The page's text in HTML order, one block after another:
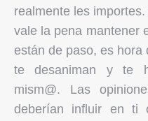
realmente les
vale la pena mantener
están de paso, es hora
te desaniman y te
mism@. Las
deberían influir en ti